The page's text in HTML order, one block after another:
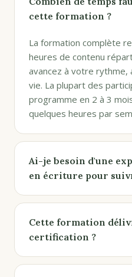
cette formation ?
La formation complète
heures de contenu
avancez à votre rythme,
vie. La plupart des
programme en 2 à 3
quelques heures par
Ai-je besoin d'une
en écriture pour
Cette formation
certification ?